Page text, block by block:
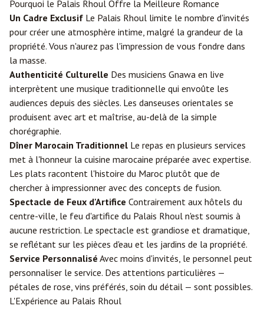
Pourquoi le Palais Rhoul Offre la Meilleure Romance
Un Cadre Exclusif Le Palais Rhoul limite le nombre d'invités
pour créer une atmosphère intime, malgré la grandeur de la
propriété. Vous n'aurez pas l'impression de vous fondre dans
la masse.
Authenticité Culturelle Des musiciens Gnawa en live
interprètent une musique traditionnelle qui envoûte les
audiences depuis des siècles. Les danseuses orientales se
produisent avec art et maîtrise, au-delà de la simple
chorégraphie.
Dîner Marocain Traditionnel Le repas en plusieurs services
met à l'honneur la cuisine marocaine préparée avec expertise.
Les plats racontent l'histoire du Maroc plutôt que de
chercher à impressionner avec des concepts de fusion.
Spectacle de Feux d'Artifice Contrairement aux hôtels du
centre-ville, le feu d'artifice du Palais Rhoul n'est soumis à
aucune restriction. Le spectacle est grandiose et dramatique,
se reflétant sur les pièces d'eau et les jardins de la propriété.
Service Personnalisé Avec moins d'invités, le personnel peut
personnaliser le service. Des attentions particulières —
pétales de rose, vins préférés, soin du détail — sont possibles.
L'Expérience au Palais Rhoul